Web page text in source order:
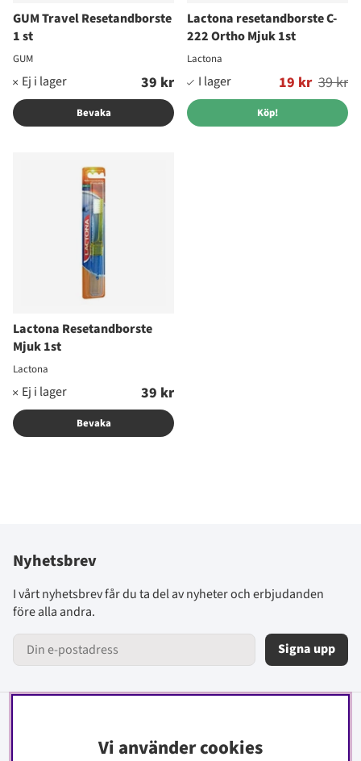
GUM Travel Resetandborste
1 st
GUM
39 kr
Bevaka
Lactona resetandborste C-
222 Ortho Mjuk 1st
Lactona
19 kr
Ordinarie pris: 39 kr
Köp!
Lactona Resetandborste
Mjuk 1st
Lactona
39 kr
Bevaka
Nyhetsbrev
I vårt nyhetsbrev får du ta del av nyheter och erbjudanden
före alla andra.
Signa upp
Vi använder cookies